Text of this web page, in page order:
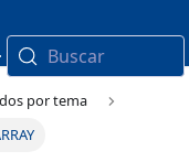
Buscar
por tema